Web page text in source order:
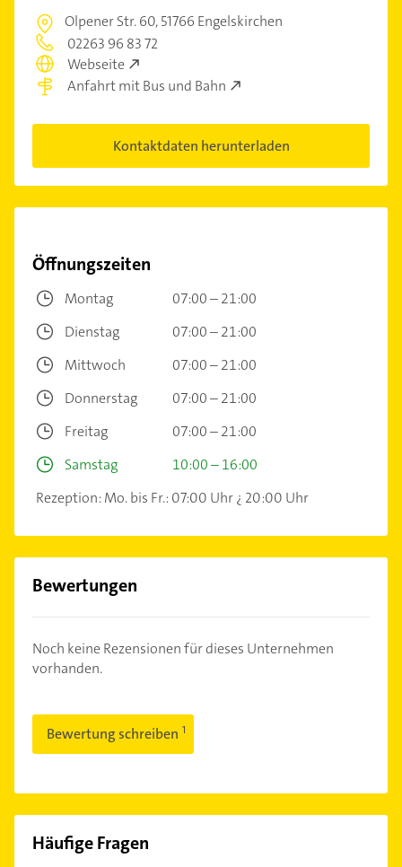
Olpener Str. 60,51766 Engelskirchen
02263 96 83 72
Webseite
Anfahrt mit Bus und Bahn
Kontaktdaten herunterladen
Öffnungszeiten
Montag
07:00 – 21:00
Dienstag
07:00 – 21:00
Mittwoch
07:00 – 21:00
Donnerstag
07:00 – 21:00
Freitag
07:00 – 21:00
Samstag
10:00 – 16:00
Rezeption: Mo. bis Fr.: 07:00 Uhr ¿ 20:00 Uhr
Bewertungen
Noch keine Rezensionen für dieses Unternehmen
vorhanden.
Bewertung schreiben
Häufige Fragen